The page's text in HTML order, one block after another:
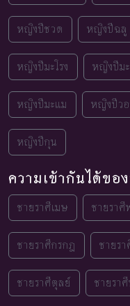
หญิงปีชวด หญิงปีฉลู
หญิงปีมะโรง หญิงปีมะ
หญิงปีมะแม หญิงปีว
หญิงปีกุน
ความเข้ากันได้ขอ
ชายราศีเมษ ชายรา
ชายราศีกรกฎ ชายร
ชายราศีตุลย์ ชายรา